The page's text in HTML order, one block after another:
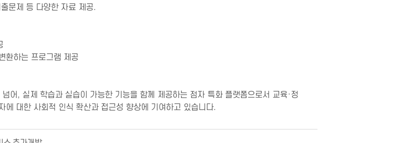
문제 등 다양한 자료 제공.
환하는 프로그램 제공
어, 실제 학습과 실습이 가능한 기능을 함께 제공하는 점자 특화 플랫폼으로서 교육·정
에 대한 사회적 인식 확산과 접근성 향상에 기여하고 있습니다.